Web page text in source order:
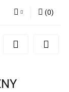
się
(0)